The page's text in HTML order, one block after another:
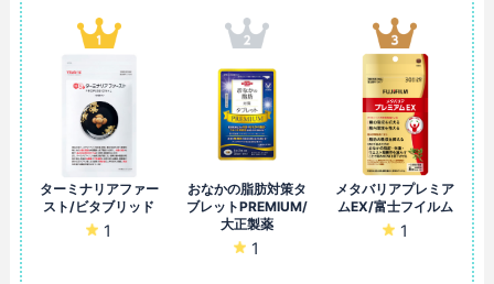
ターミナリアファー
スト/ビタブリッド
1
おなかの脂肪対策タ
ブレットPREMIUM/
大正製薬
1
メタバリアプレミア
ムEX/富士フイルム
1